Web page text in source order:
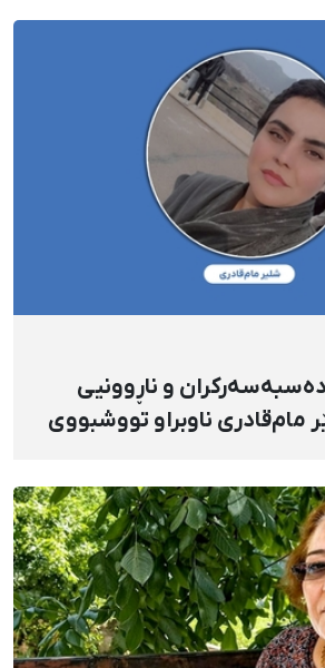
ڕۆژی دەسبەسەرکران و ناڕوونیی
مام‌قادری ناوبراو تووشبووی